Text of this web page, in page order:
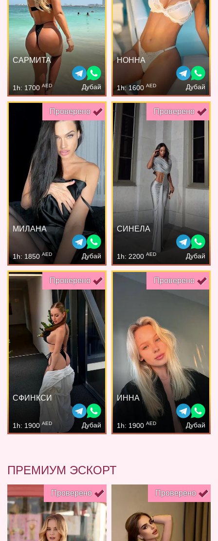
САРМИТА
1h: 1700 AED Дубай
НОННА
1h: 1600 AED Дубай
Проверено
МИЛАНА
1h: 1850 AED Дубай
Проверено
СИНЕЛА
1h: 2200 AED Дубай
Проверено
СФИНКСИ
1h: 1900 AED Дубай
Проверено
ИННА
1h: 1900 AED Дубай
ПРЕМИУМ ЭСКОРТ
Проверено Проверено